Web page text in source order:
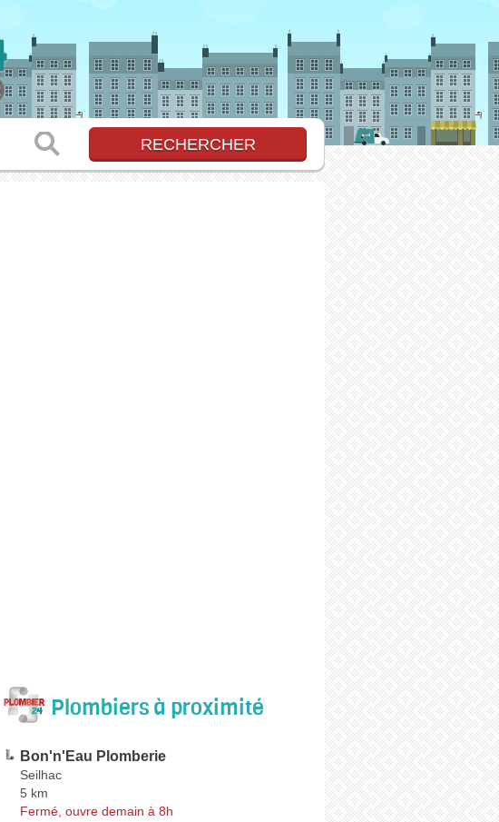
Plombiers à proximité
Bon'n'Eau Plomberie
Seilhac
5 km
Fermé, ouvre demain à 8h